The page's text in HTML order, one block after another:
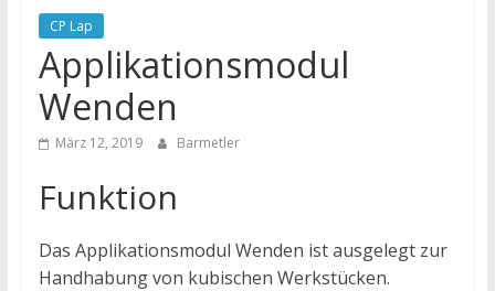
CP Lap
Applikationsmodul
Wenden
März 12, 2019 Barmetler
Funktion
Das Applikationsmodul Wenden ist ausgelegt zur
Handhabung von kubischen Werkstücken.